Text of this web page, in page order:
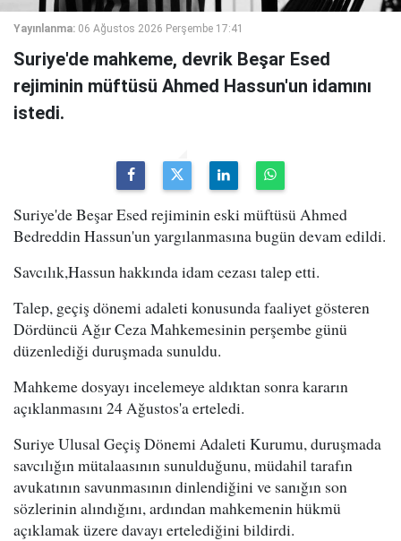
Yayınlanma: 06 Ağustos 2026 Perşembe 17:41
Suriye'de mahkeme, devrik Beşar Esed
rejiminin müftüsü Ahmed Hassun'un idamını
istedi.
Suriye'de Beşar Esed rejiminin eski müftüsü Ahmed
Bedreddin Hassun'un yargılanmasına bugün devam edildi.
Savcılık,Hassun hakkında idam cezası talep etti.
Talep, geçiş dönemi adaleti konusunda faaliyet gösteren
Dördüncü Ağır Ceza Mahkemesinin perşembe günü
düzenlediği duruşmada sunuldu.
Mahkeme dosyayı incelemeye aldıktan sonra kararın
açıklanmasını 24 Ağustos'a erteledi.
Suriye Ulusal Geçiş Dönemi Adaleti Kurumu, duruşmada
savcılığın mütalaasının sunulduğunu, müdahil tarafın
avukatının savunmasının dinlendiğini ve sanığın son
sözlerinin alındığını, ardından mahkemenin hükmü
açıklamak üzere davayı ertelediğini bildirdi.